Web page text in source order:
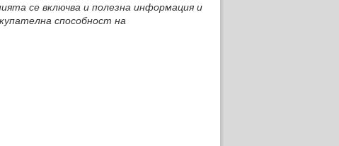
се включва и полезна информация и
способност на